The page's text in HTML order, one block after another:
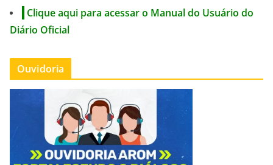
Clique aqui para acessar o Manual do Usuário do
Diário Oficial
Ouvidoria